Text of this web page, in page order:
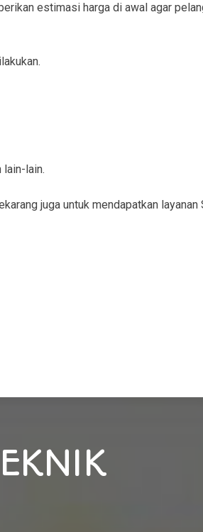
estimasi harga di awal agar
lain-lain.
juga untuk mendapatkan